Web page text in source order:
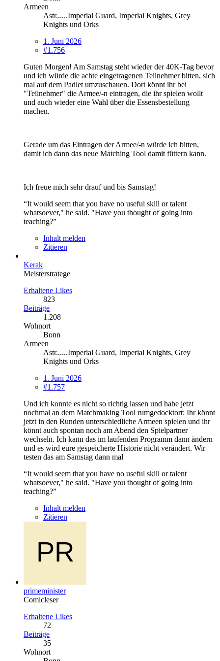
Armeen
Astr......Imperial Guard, Imperial Knights, Grey
Knights und Orks
1. Juni 2026
#1.756
Guten Morgen! Am Samstag steht wieder der 40K-Tag bevor
und ich würde die achte eingetragenen Teilnehmer bitten, sich
mal auf dem Padlet umzuschauen. Dort könnt ihr bei
"Teilnehmer" die Armee/-n eintragen, die ihr spielen wollt
und auch wieder eine Wahl über die Essensbestellung
machen.
Gerade um das Eintragen der Armee/-n würde ich bitten,
damit ich dann das neue Matching Tool damit füttern kann.
Ich freue mich sehr drauf und bis Samstag!
“It would seem that you have no useful skill or talent
whatsoever," he said. "Have you thought of going into
teaching?”
Inhalt melden
Zitieren
Kerak
Meisterstratege
Erhaltene Likes
823
Beiträge
1.208
Wohnort
Bonn
Armeen
Astr......Imperial Guard, Imperial Knights, Grey
Knights und Orks
1. Juni 2026
#1.757
Und ich konnte es nicht so richtig lassen und habe jetzt
nochmal an dem Matchmaking Tool rumgedocktort: Ihr könnt
jetzt in den Runden unterschiedliche Armeen spielen und ihr
könnt auch spontan noch am Abend den Spielpartner
wechseln. Ich kann das im laufenden Programm dann ändern
und es wird eure gespeicherte Historie nicht verändert. Wir
testen das am Samstag dann mal
“It would seem that you have no useful skill or talent
whatsoever," he said. "Have you thought of going into
teaching?”
Inhalt melden
Zitieren
primeminister
Comicleser
Erhaltene Likes
72
Beiträge
35
Wohnort